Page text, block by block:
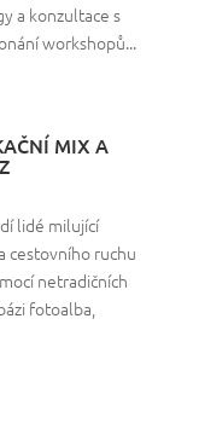
a konzultace s
workshopů...
MIX A
lidé milující
cestovního ruchu
netradičních
fotoalba,